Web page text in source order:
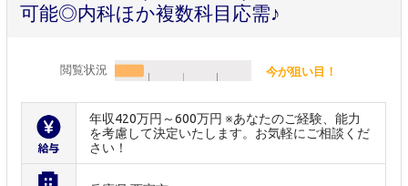
可能◎内科ほか複数科目応需♪
閲覧状況 今が狙い目！
年収420万円～600万円 ※あなたのご経験、能力
を考慮して決定いたします。お気軽にご相談くだ
さい！